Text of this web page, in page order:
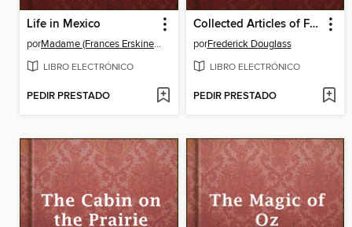
Life in Mexico
por Madame (Frances Erskine Inglis) Calderón de la Barca
LIBRO ELECTRÓNICO
PEDIR PRESTADO
Collected Articles of Frederick Douglass
porFrederick Douglass
LIBRO ELECTRÓNICO
PEDIR PRESTADO